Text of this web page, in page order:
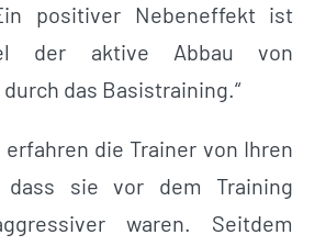
positiver Nebeneffekt ist
der aktive Abbau von
das Basistraining.“
die Trainer von Ihren
sie vor dem Training
waren. Seitdem